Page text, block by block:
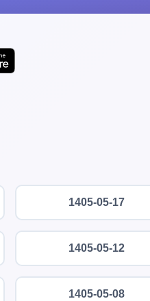
1405-05-17
1405-05-12
1405-05-08